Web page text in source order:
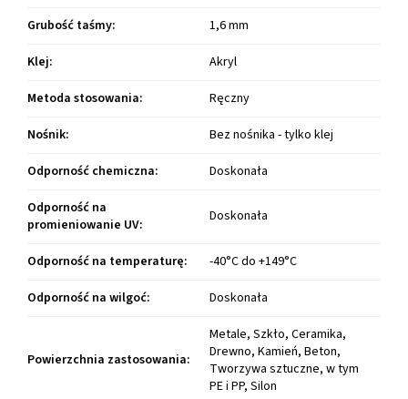
Grubość taśmy:
1,6 mm
Klej:
Akryl
Metoda stosowania:
Ręczny
Nośnik:
Bez nośnika - tylko klej
Odporność chemiczna:
Doskonała
Odporność na
promieniowanie UV: Doskonała
Odporność na temperaturę:
-40°C do +149°C
Odporność na wilgoć: Doskonała
Powierzchnia zastosowania:
Metale, Szkło, Ceramika,
Drewno, Kamień, Beton,
Tworzywa sztuczne, w tym
PE i PP, Silon